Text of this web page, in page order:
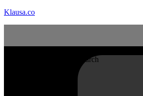
Klausa.co
Search